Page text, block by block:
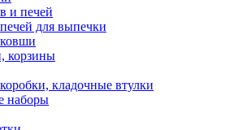
и печей
для выпечки
корзины
кладочные втулки
наборы